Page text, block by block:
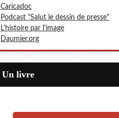
Caricadoc
Podcast "Salut le dessin de presse"
L'histoire par l'image
Daumier.org
Un livre